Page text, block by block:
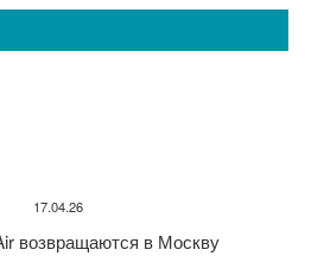
17.04.26
возвращаются в Москву